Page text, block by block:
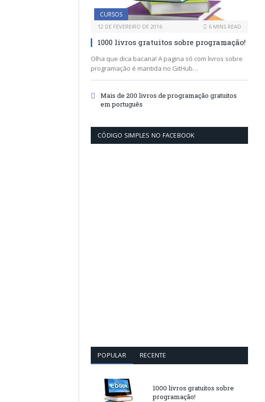
CURSOS
12 DE FEVEREIRO DE 2016 6 MINS READ
1000 livros gratuitos sobre programação!
Olha que dica bacana! A pagina só com livros sobre
programação é mantida no GitHub…
Mais de 200 livros de programação gratuitos
em português
CÓDIGO SIMPLES NO FACEBOOK
POPULAR RECENTE
1000 livros gratuitos sobre
programação!